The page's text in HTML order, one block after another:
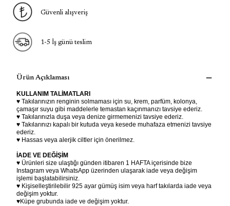
Güvenli alışveriş
1-5 İş günü teslim
Ürün Açıklaması
KULLANIM TALİMATLARI
♥ Takılarınızın renginin solmaması için su, krem, parfüm, kolonya,
çamaşır suyu gibi maddelerle temastan kaçınmanızı tavsiye ederiz.
♥ Takılarınızla duşa veya denize girmemenizi tavsiye ederiz.
♥ Takılarınızı kapalı bir kutuda veya kesede muhafaza etmenizi tavsiye
ederiz.
♥ Hassas veya alerjik ciltler için önerilmez.
İADE VE DEĞİŞİM
♥ Ürünleri size ulaştığı günden itibaren 1 HAFTA içerisinde bize
Instagram veya WhatsApp üzerinden ulaşarak iade veya değişim
işlemi başlatabilirsiniz.
♥ Kişiselleştirilebilir 925 ayar gümüş isim veya harf takılarda iade veya
değişim yoktur.
♥Küpe grubunda iade ve değişim yoktur.